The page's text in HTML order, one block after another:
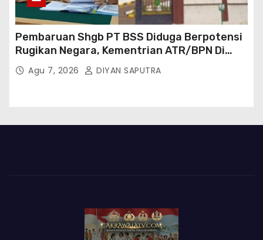
Pembaruan Shgb PT BSS Diduga Berpotensi
Rugikan Negara, Kementrian ATR/BPN Di
Gugat Di PTUN Jakarta
Agu 7, 2026 DIYAN SAPUTRA